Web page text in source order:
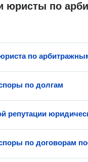
юристы по
по
по долгам
репутации
по договорам